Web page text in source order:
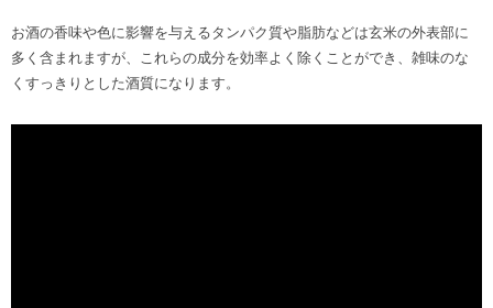
お酒の香味や色に影響を与えるタンパク質や脂肪などは玄米の外表部に
多く含まれますが、これらの成分を効率よく除くことができ、雑味のな
くすっきりとした酒質になります。